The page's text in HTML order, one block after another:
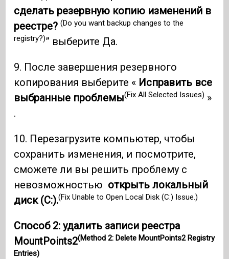
сделать резервную копию изменений в
реестре?(Do you want backup changes to the
registry?)” выберите Да.
9. После завершения резервного
копирования выберите « Исправить все
выбранные проблемы(Fix All Selected Issues) »
.
10. Перезагрузите компьютер, чтобы
сохранить изменения, и посмотрите,
сможете ли вы решить проблему с
невозможностью открыть локальный
диск (C:).(Fix Unable to Open Local Disk (C:) Issue.)
Способ 2: удалить записи реестра
MountPoints2(Method 2: Delete MountPoints2 Registry
Entries)